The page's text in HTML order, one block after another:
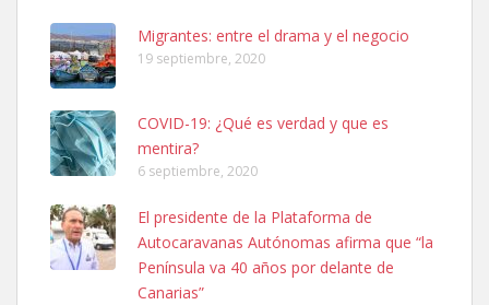
Leales.org » Gran Canaria
Ninfa perdida
El día 5 se los perdió una ninfa papillera, asustada tiene miedo a la
calle, se perdió por la zon...
Leales.org » Gran Canaria
6.7.2025
Migrantes: entre el drama y el negocio
19 septiembre, 2020
COVID-19: ¿Qué es verdad y que es
mentira?
6 septiembre, 2020
El presidente de la Plataforma de
Autocaravanas Autónomas afirma que “la
Península va 40 años por delante de
Canarias”